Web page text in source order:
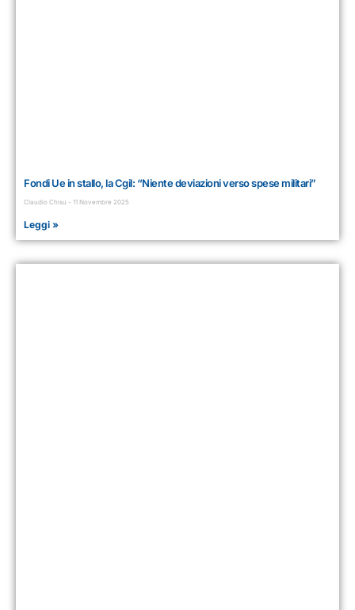
Fondi Ue in stallo, la Cgil: “Niente deviazioni verso spese militari”
Claudio Chisu 11 Novembre 2025
Leggi »